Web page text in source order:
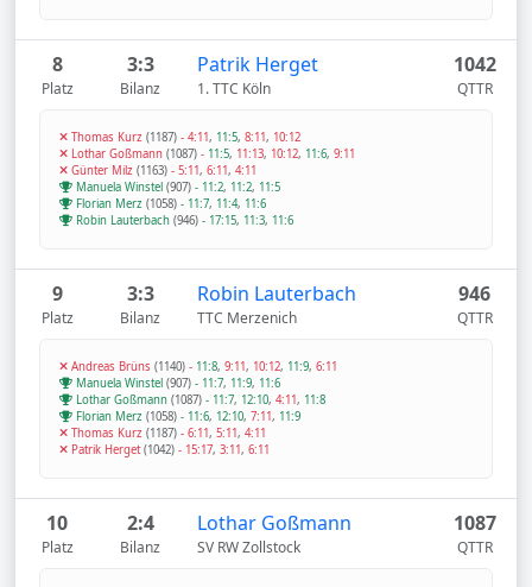
8
Platz
3:3
Bilanz
Patrik Herget
1. TTC Köln
1042
QTTR
Thomas Kurz (1187) - 4:11, 11:5, 8:11, 10:12
Lothar Goßmann (1087) - 11:5, 11:13, 10:12, 11:6, 9:11
Günter Milz (1163) - 5:11, 6:11, 4:11
Manuela Winstel (907) - 11:2, 11:2, 11:5
Florian Merz (1058) - 11:7, 11:4, 11:6
Robin Lauterbach (946) - 17:15, 11:3, 11:6
9
Platz
3:3
Bilanz
Robin Lauterbach
TTC Merzenich
946
QTTR
Andreas Brüns (1140) - 11:8, 9:11, 10:12, 11:9, 6:11
Manuela Winstel (907) - 11:7, 11:9, 11:6
Lothar Goßmann (1087) - 11:7, 12:10, 4:11, 11:8
Florian Merz (1058) - 11:6, 12:10, 7:11, 11:9
Thomas Kurz (1187) - 6:11, 5:11, 4:11
Patrik Herget(1042) - 15:17, 3:11, 6:11
10
Platz
2:4
Bilanz
Lothar Goßmann
SV RW Zollstock
1087
QTTR